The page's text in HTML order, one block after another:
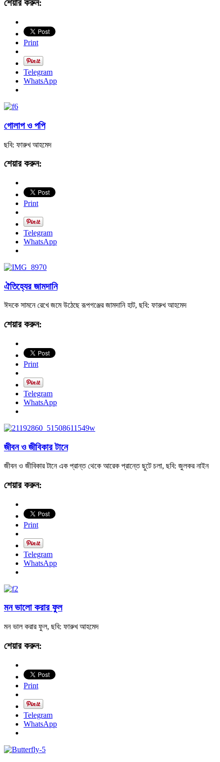
শেয়ার করুন:
Print
Telegram
WhatsApp
গোলাপ ও পপি
ছবি: ফারুখ আহমেদ
শেয়ার করুন:
Print
Telegram
WhatsApp
ঐতিহ্যের জামদানি
ঈদকে সামনে রেখে জমে উঠেছে রূপগঞ্জের জামদানি হাট, ছবি: ফারুখ আহমেদ
শেয়ার করুন:
Print
Telegram
WhatsApp
জীবন ও জীবিকার টানে
জীবন ও জীবিকার টানে এক প্রান্ত থেকে আরেক প্রান্তে ছুটে চলা, ছবি: জুলকর নাইন
শেয়ার করুন:
Print
Telegram
WhatsApp
মন ভালো করার ফুল
মন ভাল করার ফুল, ছবি: ফারুখ আহমেদ
শেয়ার করুন:
Print
Telegram
WhatsApp